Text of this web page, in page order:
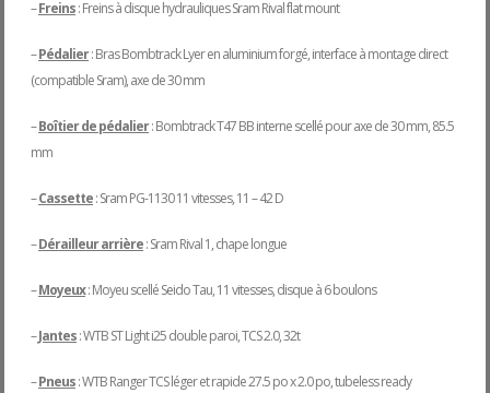
–Freins: Freins à disque hydrauliques Sram Rival flat mount
–Pédalier: Bras Bombtrack Lyer en aluminium forgé, interface à montage direct
(compatible Sram), axe de 30 mm
–Boîtier de pédalier: Bombtrack T47 BB interne scellé pour axe de 30 mm, 85.5
mm
–Cassette: Sram PG-1130 11 vitesses, 11 – 42 D
–Dérailleur arrière: Sram Rival 1, chape longue
–Moyeux: Moyeu scellé Seido Tau, 11 vitesses, disque à 6 boulons
–Jantes: WTB ST Light i25 double paroi, TCS 2.0, 32t
–Pneus: WTB Ranger TCS léger et rapide 27.5 po x 2.0 po, tubeless ready